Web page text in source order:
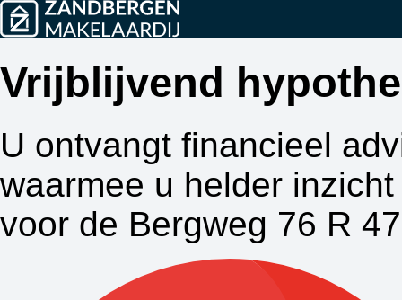
Vrijblijvend
U ontvangt financieel
waarmee u helder
voor de Bergweg 76 R